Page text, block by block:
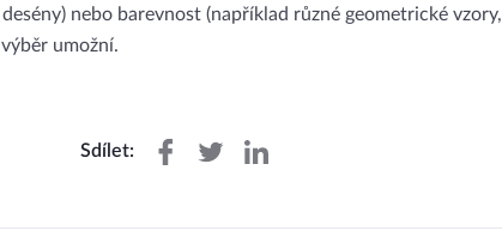
nebo barevnost (například různé geometrické vzory,
umožní.
Sdílet: